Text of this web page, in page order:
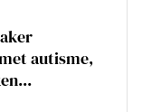
autisme,